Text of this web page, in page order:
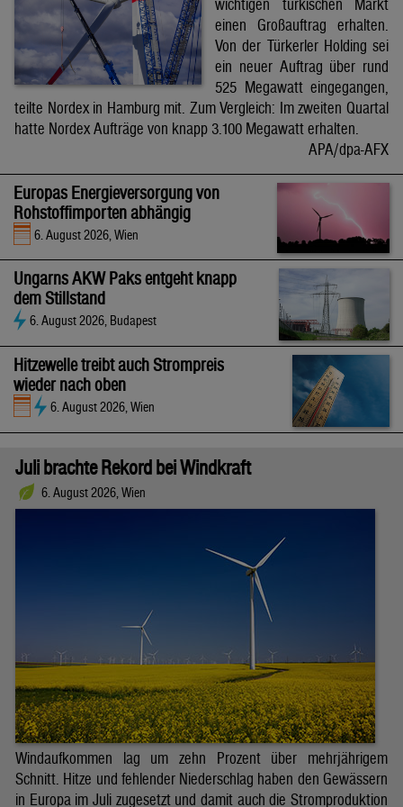
wichtigen türkischen Markt
einen Großauftrag erhalten.
Von der Türkerler Holding sei
ein neuer Auftrag über rund
525 Megawatt eingegangen,
teilte Nordex in Hamburg mit. Zum Vergleich: Im zweiten Quartal
hatte Nordex Aufträge von knapp 3.100 Megawatt erhalten.
APA/dpa-AFX
Europas Energieversorgung von
Rohstoffimporten abhängig
6. August 2026, Wien
Ungarns AKW Paks entgeht knapp
dem Stillstand
6. August 2026, Budapest
Hitzewelle treibt auch Strompreis
wieder nach oben
6. August 2026, Wien
Juli brachte Rekord bei Windkraft
6. August 2026, Wien
Windaufkommen lag um zehn Prozent über mehrjährigem
Schnitt. Hitze und fehlender Niederschlag haben den Gewässern
in Europa im Juli zugesetzt und damit auch die Stromproduktion